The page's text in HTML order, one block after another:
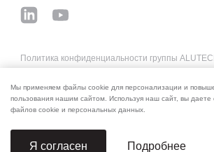
Политика конфиденциальности группы
Реквизиты для оплаты
Мы применяем файлы cookie для персонализации и
пользования нашим сайтом. Используя наш сайт, вы даете
файлов cookie и персональных данных.
Я согласен Подробнее